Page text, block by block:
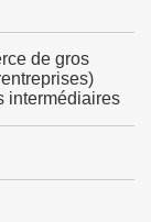
de gros
intermédiaires